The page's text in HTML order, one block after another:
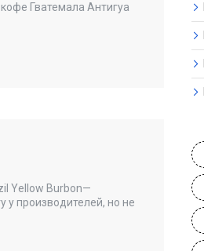
Гватемала Антигуа
Yellow Burbon—
у производителей, но не